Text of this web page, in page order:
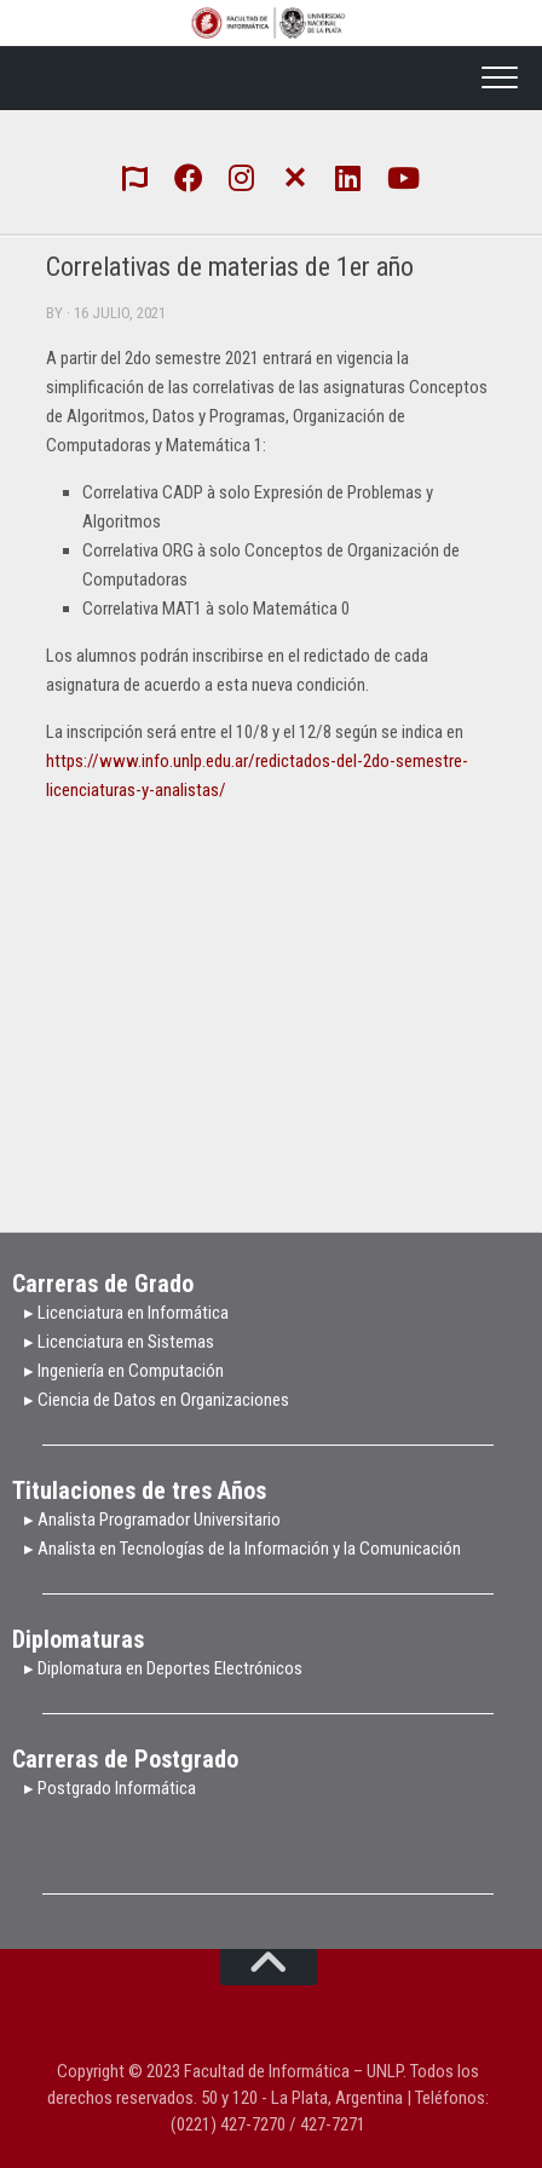
Correlativas de materias de 1er año
BY · 16 JULIO, 2021
A partir del 2do semestre 2021 entrará en vigencia la
simplificación de las correlativas de las asignaturas Conceptos
de Algoritmos, Datos y Programas, Organización de
Computadoras y Matemática 1:
Correlativa CADP à solo Expresión de Problemas y
Algoritmos
Correlativa ORG à solo Conceptos de Organización de
Computadoras
Correlativa MAT1 à solo Matemática 0
Los alumnos podrán inscribirse en el redictado de cada
asignatura de acuerdo a esta nueva condición.
La inscripción será entre el 10/8 y el 12/8 según se indica en
https://www.info.unlp.edu.ar/redictados-del-2do-semestre-
licenciaturas-y-analistas/
Carreras de Grado
▸ Licenciatura en Informática
▸ Licenciatura en Sistemas
▸ Ingeniería en Computación
▸ Ciencia de Datos en Organizaciones
Titulaciones de tres Años
▸ Analista Programador Universitario
▸ Analista en Tecnologías de la Información y la Comunicación
Diplomaturas
▸ Diplomatura en Deportes Electrónicos
Carreras de Postgrado
▸ Postgrado Informática
Copyright © 2023 Facultad de Informática – UNLP. Todos los
derechos reservados. 50 y 120 - La Plata, Argentina | Teléfonos:
(0221) 427-7270 / 427-7271